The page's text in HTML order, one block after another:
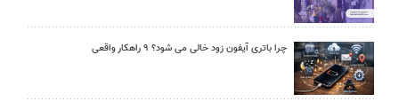
چرا باتری آیفون زود خالی می شود؟ ۹ راهکار واقعی